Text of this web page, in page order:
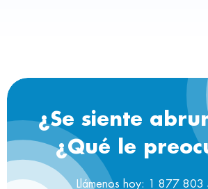
¿Se siente
¿Qué le
Llámenos hoy: 1 877 803